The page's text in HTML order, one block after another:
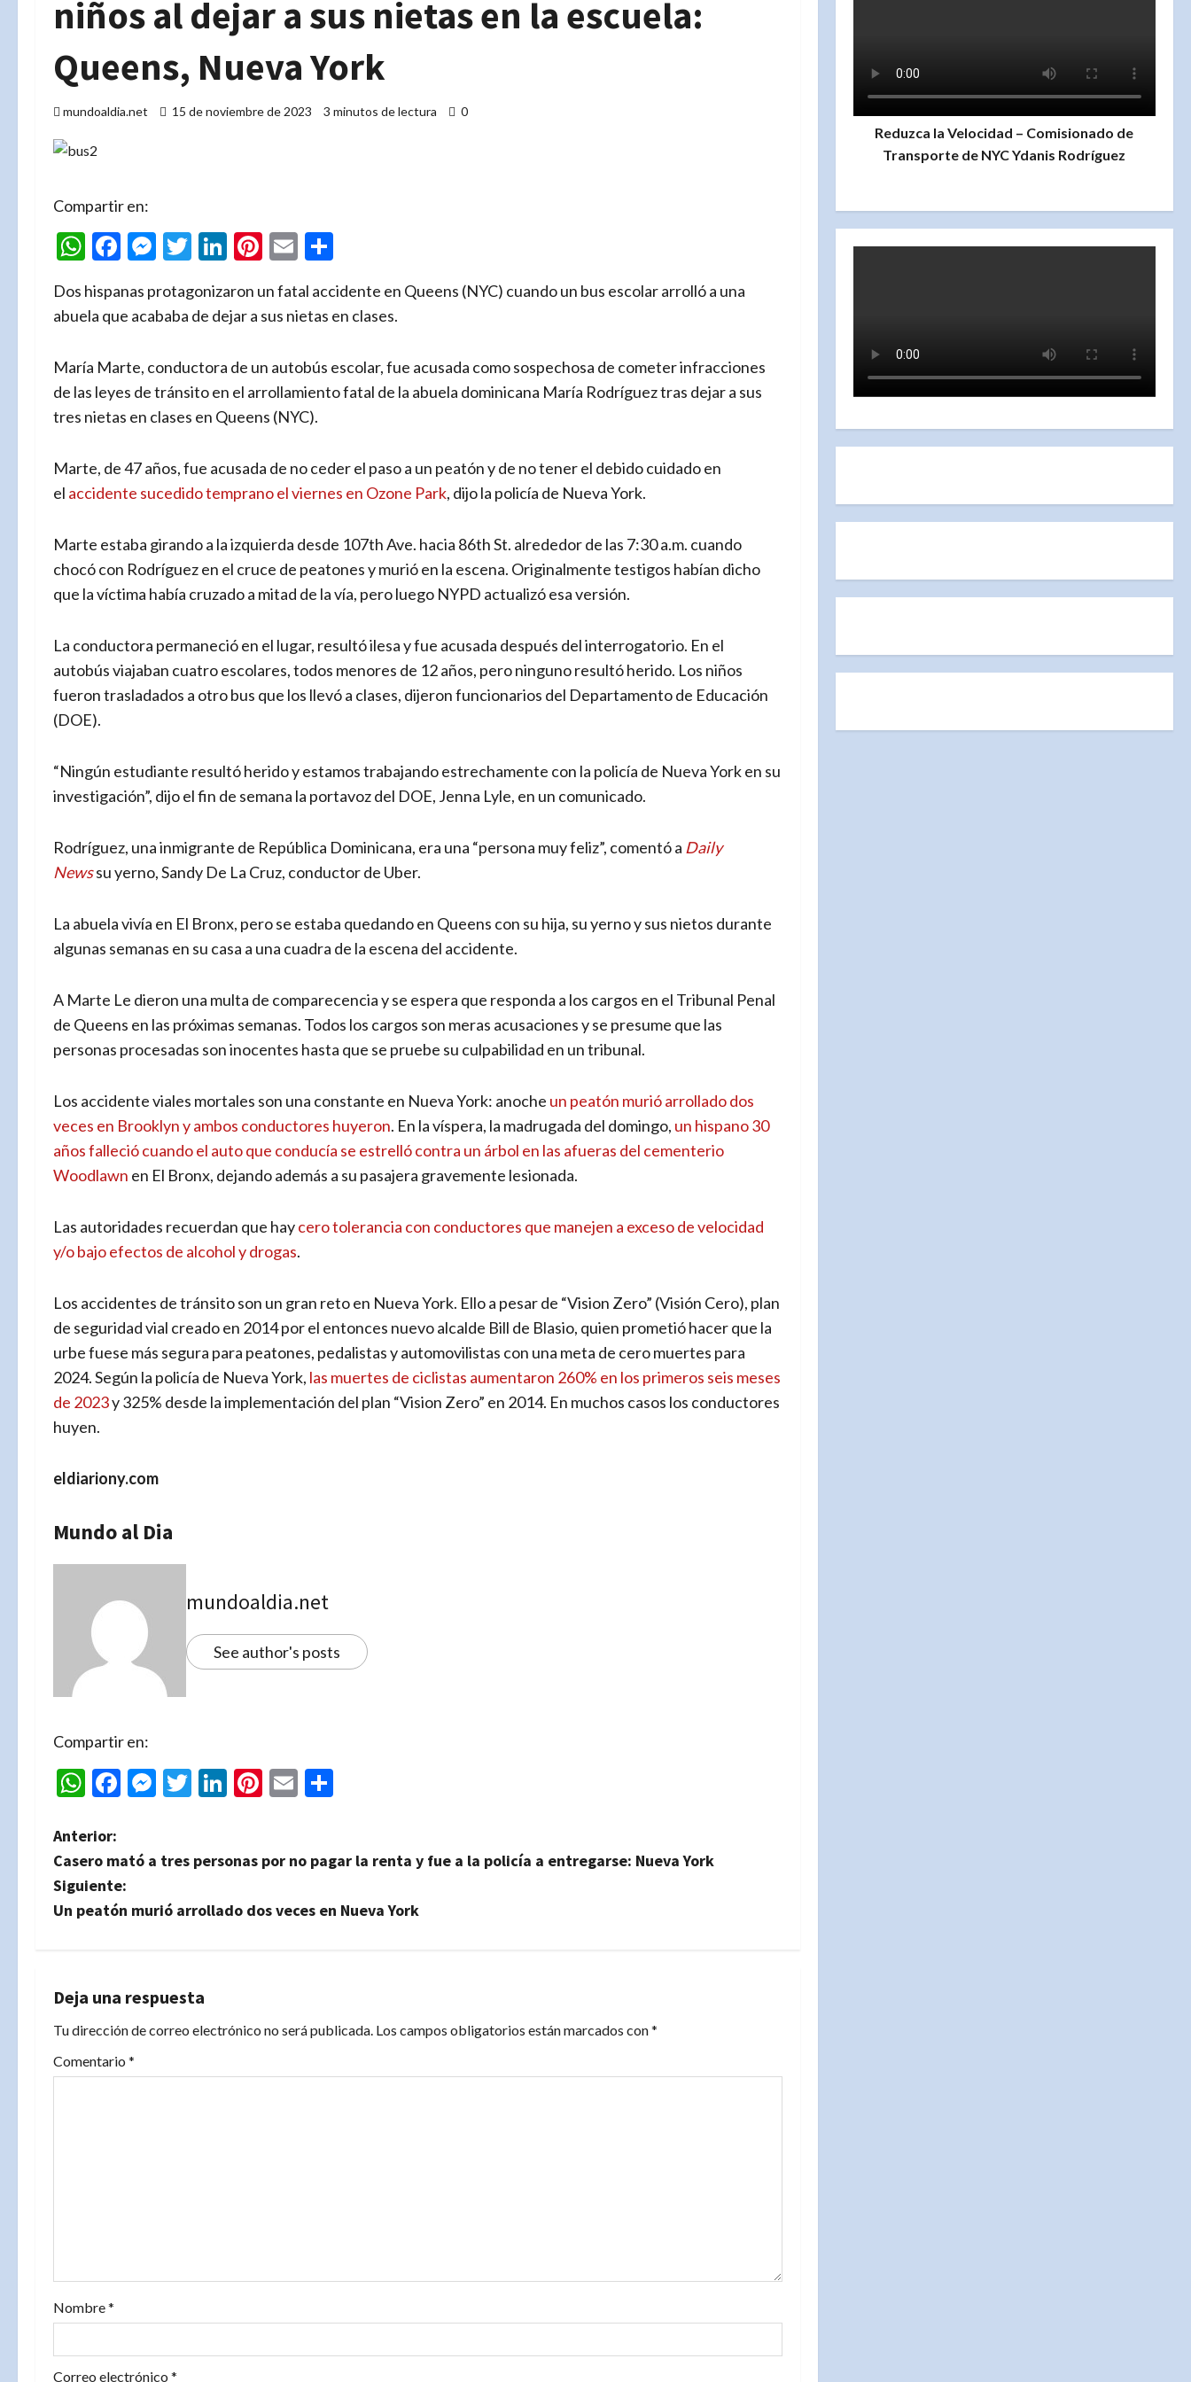
niños al dejar a sus nietas en la escuela:
Queens, Nueva York
mundoaldia.net 15 de noviembre de 2023 3 minutos de lectura 0
Compartir en:
WhatsApp
Facebook
Messenger
Twitter
LinkedIn
Pinterest
Email
Dos hispanas protagonizaron un fatal accidente en Queens (NYC) cuando un bus escolar arrolló a una
abuela que acababa de dejar a sus nietas en clases.
María Marte, conductora de un autobús escolar, fue acusada como sospechosa de cometer infracciones
de las leyes de tránsito en el arrollamiento fatal de la abuela dominicana María Rodríguez tras dejar a sus
tres nietas en clases en Queens (NYC).
Marte, de 47 años, fue acusada de no ceder el paso a un peatón y de no tener el debido cuidado en
el accidente sucedido temprano el viernes en Ozone Park, dijo la policía de Nueva York.
Marte estaba girando a la izquierda desde 107th Ave. hacia 86th St. alrededor de las 7:30 a.m. cuando
chocó con Rodríguez en el cruce de peatones y murió en la escena. Originalmente testigos habían dicho
que la víctima había cruzado a mitad de la vía, pero luego NYPD actualizó esa versión.
La conductora permaneció en el lugar, resultó ilesa y fue acusada después del interrogatorio. En el
autobús viajaban cuatro escolares, todos menores de 12 años, pero ninguno resultó herido. Los niños
fueron trasladados a otro bus que los llevó a clases, dijeron funcionarios del Departamento de Educación
(DOE).
“Ningún estudiante resultó herido y estamos trabajando estrechamente con la policía de Nueva York en su
investigación”, dijo el fin de semana la portavoz del DOE, Jenna Lyle, en un comunicado.
Rodríguez, una inmigrante de República Dominicana, era una “persona muy feliz”, comentó a Daily
Newssu yerno, Sandy De La Cruz, conductor de Uber.
La abuela vivía en El Bronx, pero se estaba quedando en Queens con su hija, su yerno y sus nietos durante
algunas semanas en su casa a una cuadra de la escena del accidente.
A Marte Le dieron una multa de comparecencia y se espera que responda a los cargos en el Tribunal Penal
de Queens en las próximas semanas. Todos los cargos son meras acusaciones y se presume que las
personas procesadas son inocentes hasta que se pruebe su culpabilidad en un tribunal.
Los accidente viales mortales son una constante en Nueva York: anoche un peatón murió arrollado dos
veces en Brooklyn y ambos conductores huyeron. En la víspera, la madrugada del domingo, un hispano 30
años falleció cuando el auto que conducía se estrelló contra un árbol en las afueras del cementerio
Woodlawn en El Bronx, dejando además a su pasajera gravemente lesionada.
Las autoridades recuerdan que haycero tolerancia con conductores que manejen a exceso de velocidad
y/o bajo efectos de alcohol y drogas.
Los accidentes de tránsito son un gran reto en Nueva York. Ello a pesar de “Vision Zero” (Visión Cero), plan
de seguridad vial creado en 2014 por el entonces nuevo alcalde Bill de Blasio, quien prometió hacer que la
urbe fuese más segura para peatones, pedalistas y automovilistas con una meta de cero muertes para
2024. Según la policía de Nueva York, las muertes de ciclistas aumentaron 260% en los primeros seis meses
de 2023y 325% desde la implementación del plan “Vision Zero” en 2014. En muchos casos los conductores
huyen.
eldiariony.com
Mundo al Dia
mundoaldia.net
See author's posts
Compartir en:
WhatsApp
Facebook
Messenger
Twitter
LinkedIn
Pinterest
Email
N
a
v
g
a
c
e
n
t
Anterior:
Casero mató a tres personas por no pagar la renta y fue a la policía a entregarse: Nueva York
Siguiente:
Un peatón murió arrollado dos veces en Nueva York
Deja una respuesta
Tu dirección de correo electrónico no será publicada. Los campos obligatorios están marcados con*
Comentario *
Nombre*
Correo electrónico *
Reduzca la Velocidad – Comisionado de
Transporte de NYC Ydanis Rodríguez